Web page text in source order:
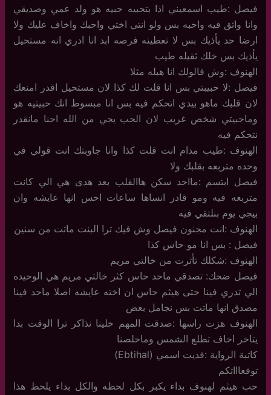
فيصل :طيب اسمعيني اذا بتحبيه حبيه هو ولد عمي وصديقي
وانا واثق فيه واحبه بس ولو انتي اختي واحبك واخاف عليك ولا
ارضا حد يأذيك بس لا تعطينه فرصه ابد انا ادري انه مستحيل
يأذيك بس خلك ثقيله طيب
الهنوف :وش قالولك انا هبله مثلا
فيصل :لا حبيبتي بس انا قلت لك كذا لان مستحيل اقدر امنعك
لان قلبك ماهو بيدي اتحكم فيه بس انا مبسوط انك حبيتيه هو
وماحبيتي شخص غريب لان الحب يجي من الله احنا مانقدر
نتحكم فيه
الهنوف :طيب مدام انت قلت كذا وانا جاوبتك انت قولي في
وحده متربعه بقلبك ولا
فيصل ابتسم :مااحد سكن هاالقلب بعد هدى هي الي كانت
متربعه فيه ومو قادر انساها ساعات احس انها عايشه وان
بيجي يوم بنلتقي فيه
الهنوف :انت مجنون فيصل وش فيك ترا البنت ماتت من سنين
فيصل : بس انا مو حاس كذا
الهنوف :شكلك تأثرت من خالتي مريم
فيصل ضحك: تصدقي ماحد حاس كثر خالتي مريم هي الوحيده
الي تدري فينا حتى هيثم حاس ان اخته عايشه اصلا ماحد فينا
مصدق انها ماتت بس نجامل بعض
الهنوف هزت راسها :صدقت المهم خلينا نذاكر ترا الوقت بدا
يتاخر اخاف تطلع الشمس وماخلصنا
كاتبة الرواية :فديت اسمي (Ebtihal)
توقعاااتكم
حب هيثم لهنوف بداء يكبر بكل لحظه والكل بداء يلحظ هذا